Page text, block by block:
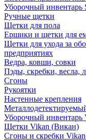
Уборочный
Ручные щетки
Щетки для пола
Ершики и щетки для
Щетки для ухода за
предприятиях
Ведра, ковши, совки
Пэды, скребки, весла,
Сгоны
Рукоятки
Настенные крепления
Уборочный
Щетки Vikan (Викан)
Сгоны и скребки